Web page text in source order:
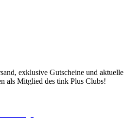
exklusive Gutscheine und aktuelle
als Mitglied des tink Plus Clubs!